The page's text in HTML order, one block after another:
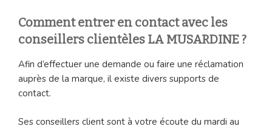
Comment entrer en contact avec les
conseillers clientèles LA MUSARDINE ?
Afin d’effectuer une demande ou faire une réclamation
auprès de la marque, il existe divers supports de
contact.
Ses conseillers client sont à votre écoute du mardi au